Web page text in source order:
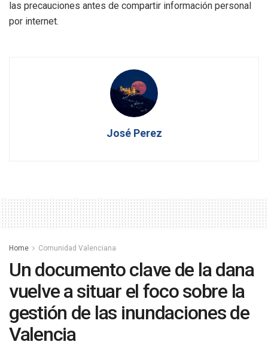
las precauciones antes de compartir información personal
por internet.
José Perez
Home Comunidad Valenciana
Un documento clave de la dana
vuelve a situar el foco sobre la
gestión de las inundaciones de
Valencia